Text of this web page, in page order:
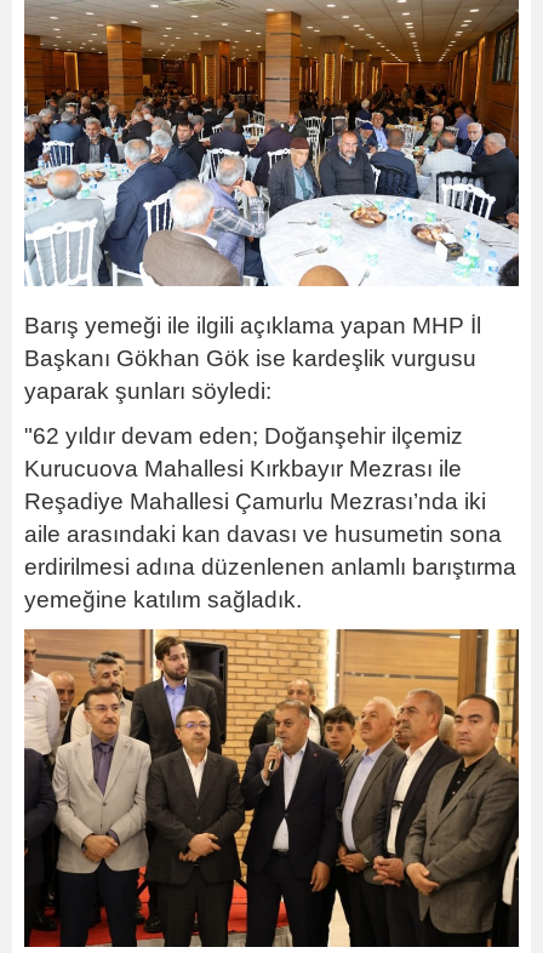
Barış yemeği ile ilgili açıklama yapan MHP İl
Başkanı Gökhan Gök ise kardeşlik vurgusu
yaparak şunları söyledi:
"62 yıldır devam eden; Doğanşehir ilçemiz
Kurucuova Mahallesi Kırkbayır Mezrası ile
Reşadiye Mahallesi Çamurlu Mezrası’nda iki
aile arasındaki kan davası ve husumetin sona
erdirilmesi adına düzenlenen anlamlı barıştırma
yemeğine katılım sağladık.